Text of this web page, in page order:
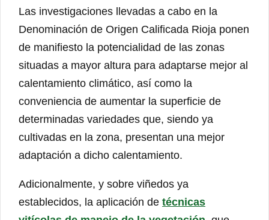
Las investigaciones llevadas a cabo en la
Denominación de Origen Calificada Rioja ponen
de manifiesto la potencialidad de las zonas
situadas a mayor altura para adaptarse mejor al
calentamiento climático, así como la
conveniencia de aumentar la superficie de
determinadas variedades que, siendo ya
cultivadas en la zona, presentan una mejor
adaptación a dicho calentamiento.
Adicionalmente, y sobre viñedos ya
establecidos, la aplicación de técnicas